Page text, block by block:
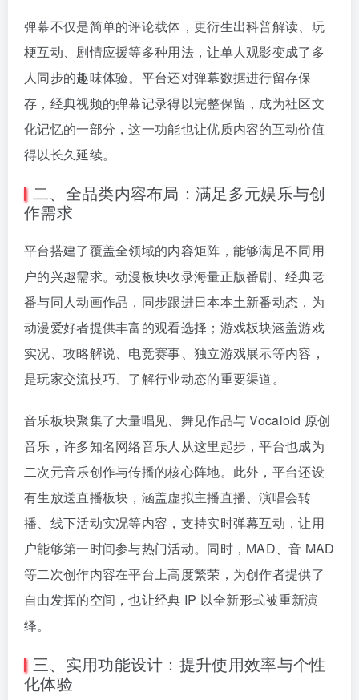
弹幕不仅是简单的评论载体，更衍生出科普解读、玩
梗互动、剧情应援等多种用法，让单人观影变成了多
人同步的趣味体验。平台还对弹幕数据进行留存保
存，经典视频的弹幕记录得以完整保留，成为社区文
化记忆的一部分，这一功能也让优质内容的互动价值
得以长久延续。
二、全品类内容布局：满足多元娱乐与创
作需求
平台搭建了覆盖全领域的内容矩阵，能够满足不同用
户的兴趣需求。动漫板块收录海量正版番剧、经典老
番与同人动画作品，同步跟进日本本土新番动态，为
动漫爱好者提供丰富的观看选择；游戏板块涵盖游戏
实况、攻略解说、电竞赛事、独立游戏展示等内容，
是玩家交流技巧、了解行业动态的重要渠道。
音乐板块聚集了大量唱见、舞见作品与 Vocaloid 原创
音乐，许多知名网络音乐人从这里起步，平台也成为
二次元音乐创作与传播的核心阵地。此外，平台还设
有生放送直播板块，涵盖虚拟主播直播、演唱会转
播、线下活动实况等内容，支持实时弹幕互动，让用
户能够第一时间参与热门活动。同时，MAD、音 MAD
等二次创作内容在平台上高度繁荣，为创作者提供了
自由发挥的空间，也让经典 IP 以全新形式被重新演
绎。
三、实用功能设计：提升使用效率与个性
化体验